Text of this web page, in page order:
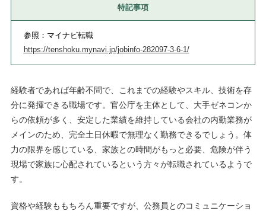
特記事項
参照：マイナビ転職
https://tenshoku.mynavi.jp/jobinfo-282097-3-6-1/
経験者であれば年齢不問で、これまでの経験やスキル、技術を存
分に発揮できる職場です。官公庁を主体として、大手ゼネコンか
らの依頼が多く、安定した業績を維持している会社の内勤業務が
メインのため、完全土日休暇で無理なく勤務できるでしょう。体
力の限界を感じている、家族との時間がもっと必要、危険が伴う
現場で家族に心配されているという方々が転職されているようで
す。
資格や経験ももちろん重要ですが、公務員とのコミュニケーショ